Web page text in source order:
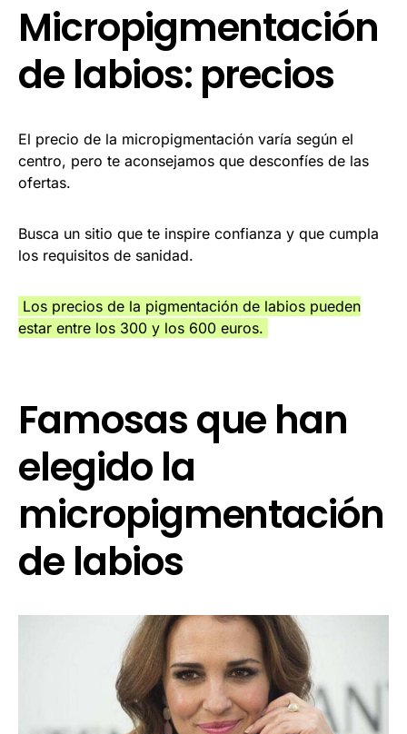
Micropigmentación
de labios: precios
El precio de la micropigmentación varía según el
centro, pero te aconsejamos que desconfíes de las
ofertas.
Busca un sitio que te inspire confianza y que cumpla
los requisitos de sanidad.
Los precios de la pigmentación de labios pueden
estar entre los 300 y los 600 euros.
Famosas que han
elegido la
micropigmentación
de labios